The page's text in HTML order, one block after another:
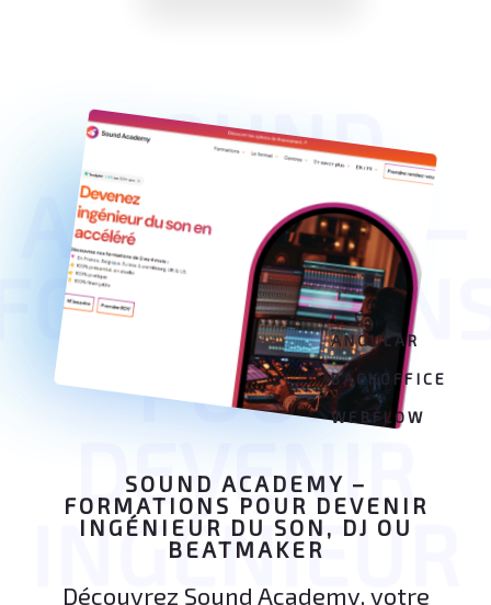
ANGULAR
BACKOFFICE
WEBFLOW
SOUND
ACADEMY –
POUR
DEVENIR
INGÉNIEUR
SOUND ACADEMY –
FORMATIONS POUR DEVENIR
INGÉNIEUR DU SON, DJ OU
BEATMAKER
Découvrez Sound Academy, votre